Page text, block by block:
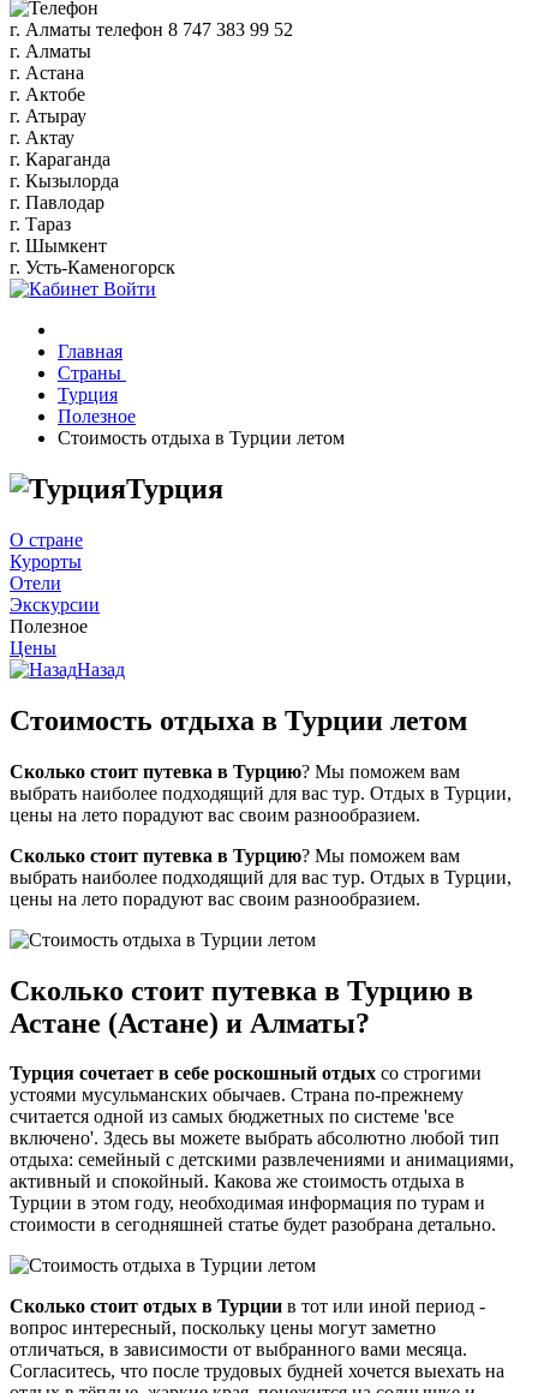
г. Алматы телефон 8 747 383 99 52
г. Алматы
г. Астана
г. Актобе
г. Атырау
г. Актау
г. Караганда
г. Кызылорда
г. Павлодар
г. Тараз
г. Шымкент
г. Усть-Каменогорск
Войти
Главная
Страны
Турция
Полезное
Стоимость отдыха в Турции летом
Турция
О стране
Курорты
Отели
Экскурсии
Полезное
Цены
Назад
Стоимость отдыха в Турции летом
Сколько стоит путевка в Турцию? Мы поможем вам
выбрать наиболее подходящий для вас тур. Отдых в Турции,
цены на лето порадуют вас своим разнообразием.
Сколько стоит путевка в Турцию? Мы поможем вам
выбрать наиболее подходящий для вас тур. Отдых в Турции,
цены на лето порадуют вас своим разнообразием.
Сколько стоит путевка в Турцию в
Астане (Астане) и Алматы?
Турция сочетает в себе роскошный отдых со строгими
устоями мусульманских обычаев. Страна по-прежнему
считается одной из самых бюджетных по системе 'все
включено'. Здесь вы можете выбрать абсолютно любой тип
отдыха: семейный с детскими развлечениями и анимациями,
активный и спокойный. Какова же стоимость отдыха в
Турции в этом году, необходимая информация по турам и
стоимости в сегодняшней статье будет разобрана детально.
Сколько стоит отдых в Турции в тот или иной период -
вопрос интересный, поскольку цены могут заметно
отличаться, в зависимости от выбранного вами месяца.
Согласитесь, что после трудовых будней хочется выехать на